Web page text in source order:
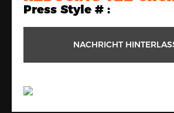
Press Style # :
NACHRICHT